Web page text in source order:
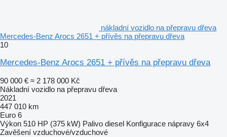
nákladní vozidlo na přepravu dřeva
Mercedes-Benz Arocs 2651 + přívěs na přepravu dřeva
10
Mercedes-Benz Arocs 2651 + přívěs na přepravu dřeva
90 000 € ≈ 2 178 000 Kč
Nákladní vozidlo na přepravu dřeva
2021
447 010 km
Euro 6
Výkon 510 HP (375 kW) Palivo diesel Konfigurace nápravy 6x4
Zavěšení vzduchové/vzduchové